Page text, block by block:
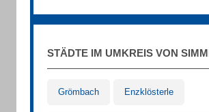
STÄDTE IM UMKREIS VON
Grömbach Enzklösterle